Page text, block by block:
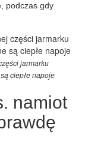
podczas gdy
jarmarku
ciepłe napoje
namiot